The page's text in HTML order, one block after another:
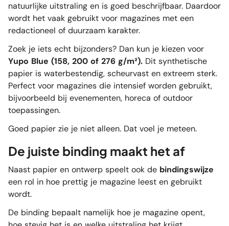
natuurlijke uitstraling en is goed beschrijfbaar. Daardoor
wordt het vaak gebruikt voor magazines met een
redactioneel of duurzaam karakter.
Zoek je iets echt bijzonders? Dan kun je kiezen voor
Yupo Blue (158, 200 of 276 g/m²). Dit synthetische
papier is waterbestendig, scheurvast en extreem sterk.
Perfect voor magazines die intensief worden gebruikt,
bijvoorbeeld bij evenementen, horeca of outdoor
toepassingen.
Goed papier zie je niet alleen. Dat voel je meteen.
De juiste binding maakt het af
Naast papier en ontwerp speelt ook de bindingswijze
een rol in hoe prettig je magazine leest en gebruikt
wordt.
De binding bepaalt namelijk hoe je magazine opent,